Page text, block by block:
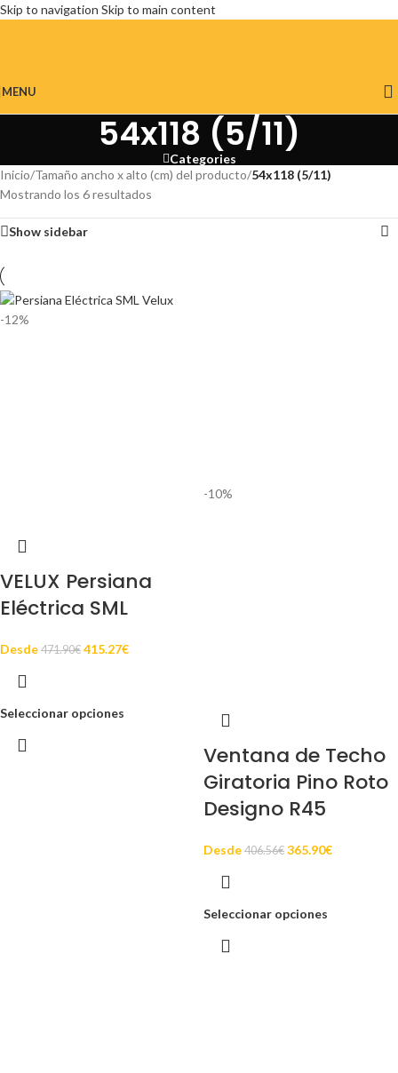
Skip to navigation Skip to main content
MENU
54x118 (5/11)
Categories
Inicio/Tamaño ancho x alto (cm) del producto/54x118 (5/11)
Mostrando los 6 resultados
Show sidebar
-12%
VELUX Persiana
Eléctrica SML
Desde 471.90€ 415.27€
Seleccionar opciones
-10%
Ventana de Techo
Giratoria Pino Roto
Designo R45
Desde 406.56€ 365.90€
Seleccionar opciones